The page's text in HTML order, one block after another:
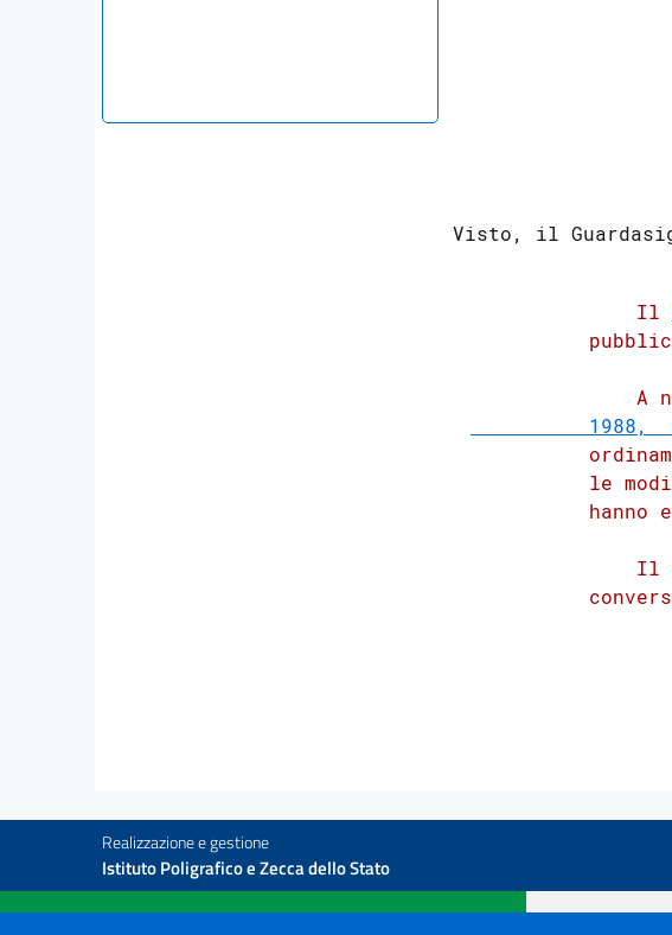
              Il
A
1988,
le
hanno
Il
Realizzazione e gestione
Istituto Poligrafico e Zecca dello Stato